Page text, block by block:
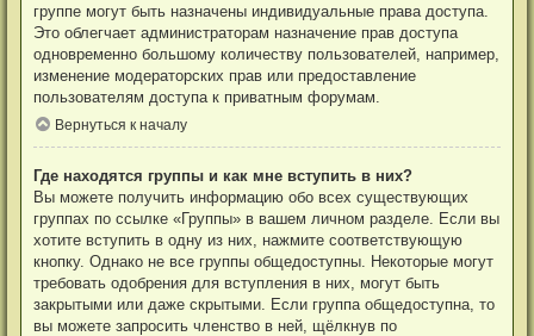
группе могут быть назначены индивидуальные права доступа.
Это облегчает администраторам назначение прав доступа
одновременно большому количеству пользователей, например,
изменение модераторских прав или предоставление
пользователям доступа к приватным форумам.
Вернуться к началу
Где находятся группы и как мне вступить в них?
Вы можете получить информацию обо всех существующих
группах по ссылке «Группы» в вашем личном разделе. Если вы
хотите вступить в одну из них, нажмите соответствующую
кнопку. Однако не все группы общедоступны. Некоторые могут
требовать одобрения для вступления в них, могут быть
закрытыми или даже скрытыми. Если группа общедоступна, то
вы можете запросить членство в ней, щёлкнув по